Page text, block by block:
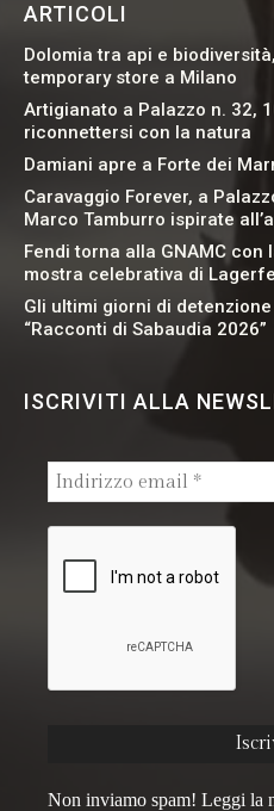
ARTICOLI
Dolomia tra api e
temporary store a Milano
Artigianato a Palazzo n. 32,
riconnettersi con la natura
Damiani apre a Forte dei
Caravaggio Forever, a
Marco Tamburro ispirate
Fendi torna alla GNAMC
mostra celebrativa di
Gli ultimi giorni di
“Racconti di Sabaudia 2026”
ISCRIVITI ALLA
Non inviamo spam! Leggi la